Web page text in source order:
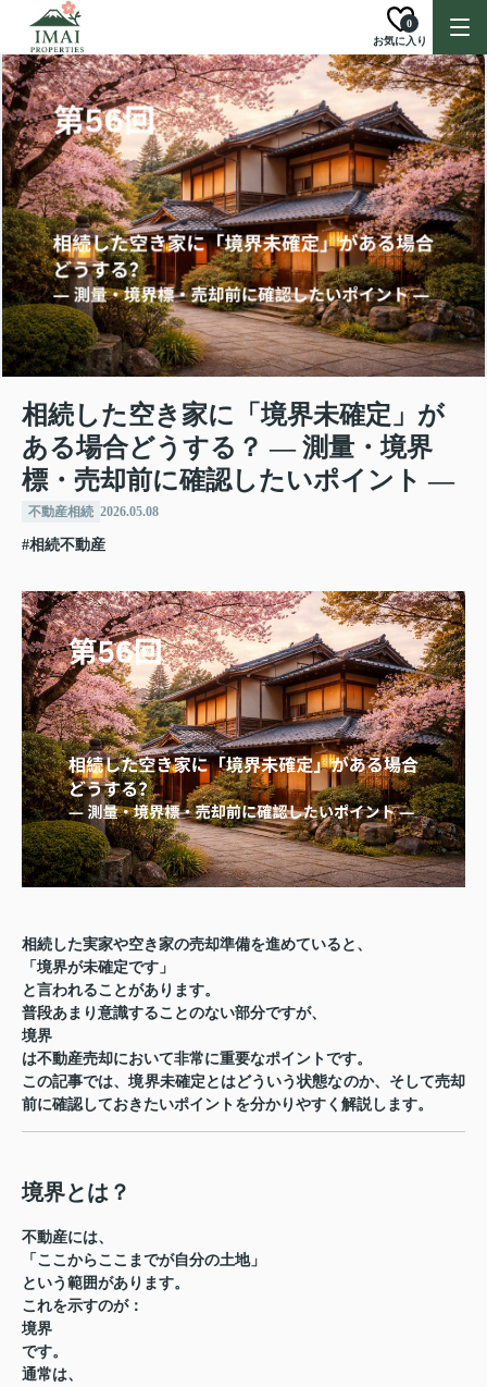
お気に入り
0
相続した空き家に「境界未確定」が
ある場合どうする？ ― 測量・境界
標・売却前に確認したいポイント ―
不動産相続 2026.05.08
#相続不動産
相続した実家や空き家の売却準備を進めていると、
「境界が未確定です」
と言われることがあります。
普段あまり意識することのない部分ですが、
境界
は不動産売却において非常に重要なポイントです。
この記事では、境界未確定とはどういう状態なのか、そして売却
前に確認しておきたいポイントを分かりやすく解説します。
境界とは？
不動産には、
「ここからここまでが自分の土地」
という範囲があります。
これを示すのが：
境界
です。
通常は、